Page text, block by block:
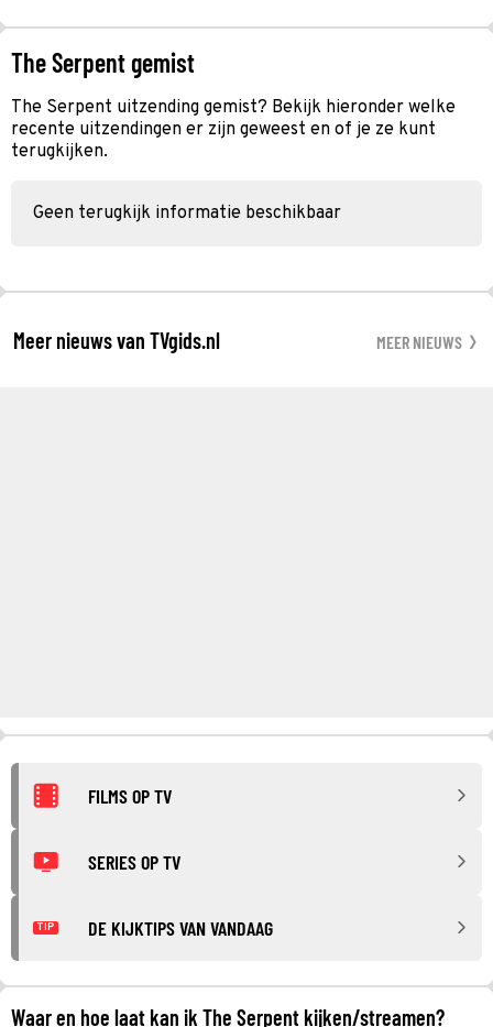
The Serpent gemist
The Serpent uitzending gemist? Bekijk hieronder welke
recente uitzendingen er zijn geweest en of je ze kunt
terugkijken.
Geen terugkijk informatie beschikbaar
Meer nieuws van TVgids.nl MEER NIEUWS
FILMS OP TV
SERIES OP TV
TIP DE KIJKTIPS VAN VANDAAG
Waar en hoe laat kan ik The Serpent kijken/streamen?